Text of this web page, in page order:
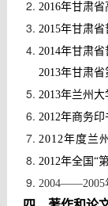
2016年甘肃
2015年甘肃
2014年甘肃
2013年甘肃省
2013年兰州大
2012年商务
2012年度兰
2012年全国“
2004——2005